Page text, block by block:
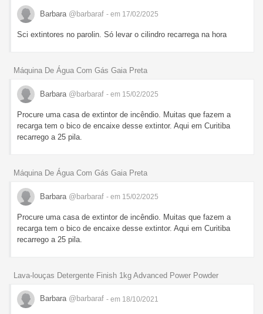
Barbara @barbaraf - em 17/02/2025
Sci extintores no parolin. Só levar o cilindro recarrega na hora
Máquina De Água Com Gás Gaia Preta
Barbara @barbaraf - em 15/02/2025
Procure uma casa de extintor de incêndio. Muitas que fazem a
recarga tem o bico de encaixe desse extintor. Aqui em Curitiba
recarrego a 25 pila.
Máquina De Água Com Gás Gaia Preta
Barbara @barbaraf - em 15/02/2025
Procure uma casa de extintor de incêndio. Muitas que fazem a
recarga tem o bico de encaixe desse extintor. Aqui em Curitiba
recarrego a 25 pila.
Lava-louças Detergente Finish 1kg Advanced Power Powder
Barbara @barbaraf - em 18/10/2021